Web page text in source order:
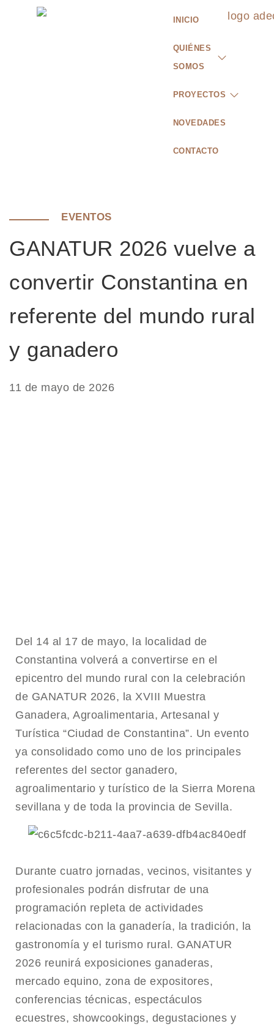
INICIO
QUIÉNES
SOMOS
PROYECTOS
NOVEDADES
CONTACTO
EVENTOS
GANATUR 2026 vuelve a
convertir Constantina en
referente del mundo rural
y ganadero
11 de mayo de 2026
Del 14 al 17 de mayo, la localidad de
Constantina volverá a convertirse en el
epicentro del mundo rural con la celebración
de GANATUR 2026, la XVIII Muestra
Ganadera, Agroalimentaria, Artesanal y
Turística “Ciudad de Constantina”. Un evento
ya consolidado como uno de los principales
referentes del sector ganadero,
agroalimentario y turístico de la Sierra Morena
sevillana y de toda la provincia de Sevilla.
Durante cuatro jornadas, vecinos, visitantes y
profesionales podrán disfrutar de una
programación repleta de actividades
relacionadas con la ganadería, la tradición, la
gastronomía y el turismo rural. GANATUR
2026 reunirá exposiciones ganaderas,
mercado equino, zona de expositores,
conferencias técnicas, espectáculos
ecuestres, showcookings, degustaciones y